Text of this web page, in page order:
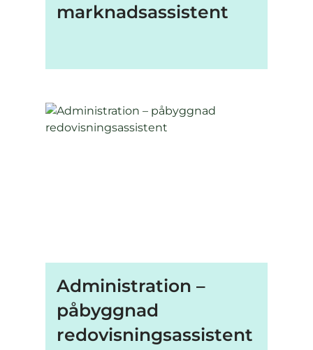
marknadsassistent
Administration –
påbyggnad
redovisningsassistent